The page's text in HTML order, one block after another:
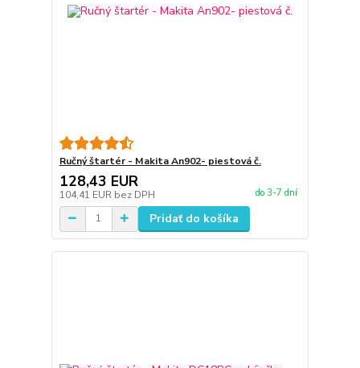
Ručný štartér - Makita An902- piestová č.
128,43 EUR
104,41 EUR bez DPH do 3-7 dní
Pridať do košíka